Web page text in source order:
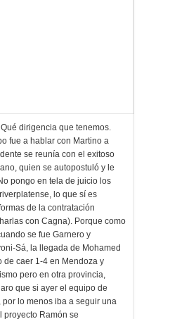
dirigencia que tenemos.
fue a hablar con Martino a
se reunía con el exitoso
quien se autopostuló y le
pongo en tela de juicio los
lo que sí es
de la contratación
con Cagna). Porque como
se fue Garnero y
Sá, la llegada de Mohamed
de caer 1-4 en Mendoza y
pero en otra provincia,
que si ayer el equipo de
lo menos iba a seguir una
proyecto Ramón se